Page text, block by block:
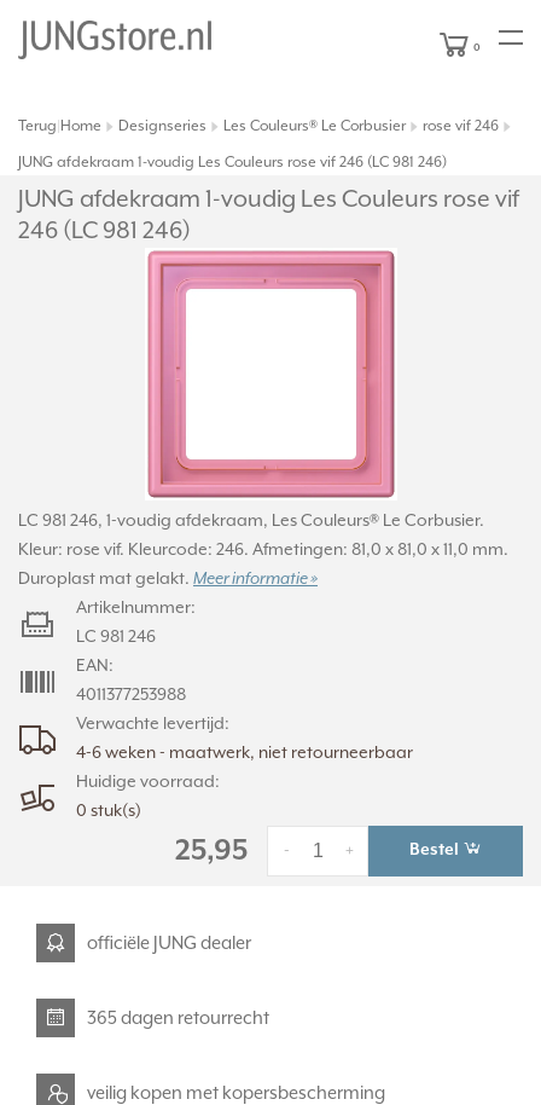
0
Terug Home Designseries Les Couleurs® Le Corbusier
rose vif 246
JUNG afdekraam 1-voudig Les Couleurs rose vif 246 (LC 981 246)
JUNG afdekraam 1-voudig Les Couleurs rose vif
246 (LC 981 246)
LC 981 246, 1-voudig afdekraam, Les Couleurs® Le Corbusier.
Kleur: rose vif. Kleurcode: 246. Afmetingen: 81,0 x 81,0 x 11,0 mm.
Duroplast mat gelakt. Meer informatie »
Verwachte levertijd:
4-6 weken - maatwerk, niet retourneerbaar
Huidige voorraad:
0 stuk(s)
Artikelnummer:
LC 981 246
EAN:
4011377253988
25,95 +
- Bestel
officiële JUNG dealer
365 dagen retourrecht
veilig kopen met kopersbescherming